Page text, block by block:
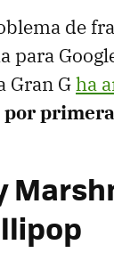
de
para
Gran Gha